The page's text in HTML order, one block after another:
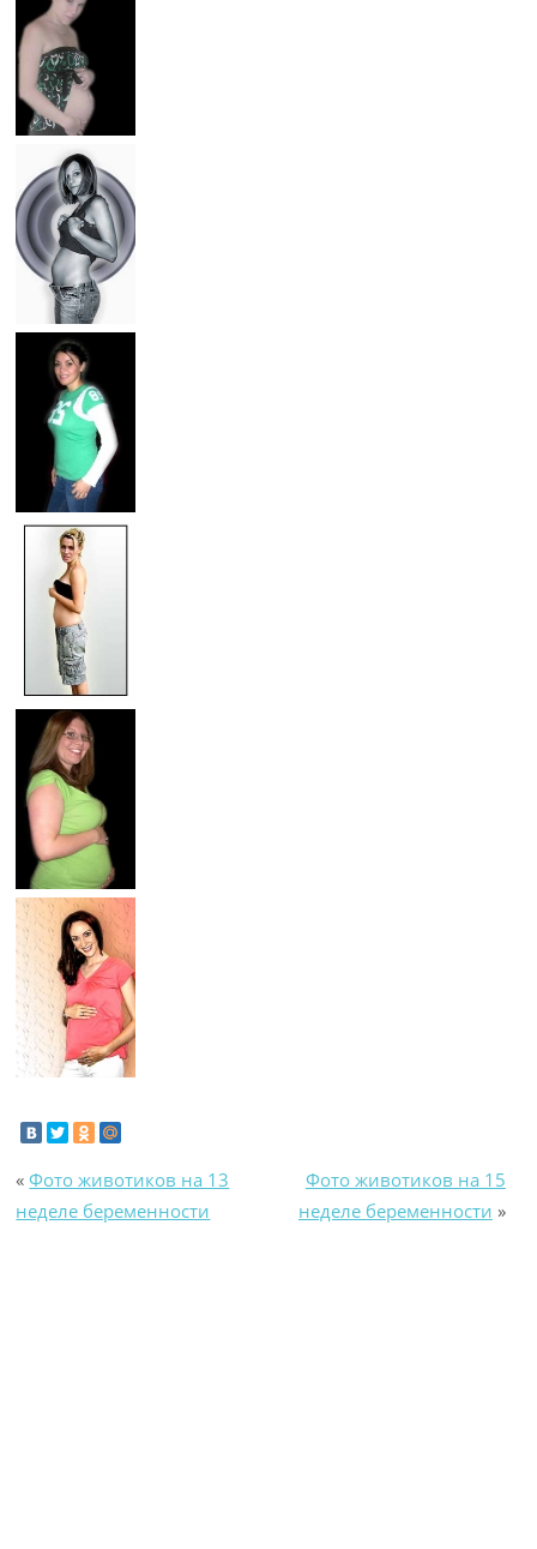
«Фото животиков на 13
неделе беременности
Фото животиков на 15
неделе беременности »